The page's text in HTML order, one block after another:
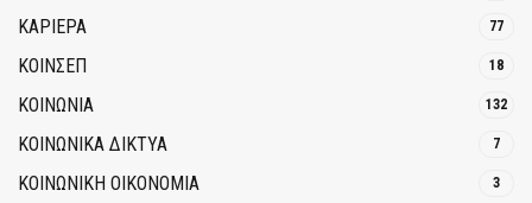
ΚΑΡΙΕΡΑ 77
ΚΟΙΝΣΕΠ 18
ΚΟΙΝΩΝΙΑ 132
ΚΟΙΝΩΝΙΚΆ ΔΊΚΤΥΑ 7
ΚΟΙΝΩΝΙΚΉ ΟΙΚΟΝΟΜΊΑ 3